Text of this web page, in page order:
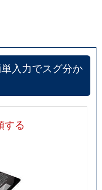
入力でスグ分か
する